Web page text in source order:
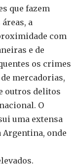
que fazem
a
com
e de
os crimes
mercadorias,
outros delitos
O
uma extensa
onde